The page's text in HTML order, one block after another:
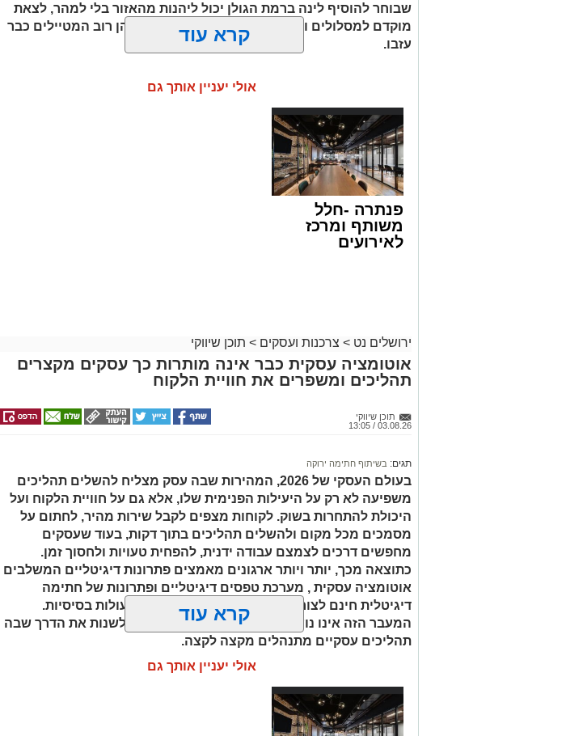
שבוחר להוסיף לינה ברמת הגולן יכול ליהנות מהאזור בלי למהר, לצאת
מוקדם למסלולים ולחוות את הטבע גם בשעות שבהן רוב המטיילים כבר
עזבו.
עין ידידיה – פינה שקטה למי שמחפש להתרחק
מההמונים
עין ידידיה הוא אחד המעיינות שמצליחים לשמור על תחושת טבע אמיתית. לא
מדובר באתר גדול או עמוס במתקנים, אלא במקום שמזמין לעצור, לנשום ולהתחבר
לנוף. המעיין מתאים במיוחד למי שמעדיף מקומות פחות מוכרים, שבהם אפשר
ליהנות מהשקט, לקרוא ספר או פשוט לטבול במים הקרירים. משפחות שמגיעות עם
ילדים קטנים יכולות לשלב את הביקור כחלק מיום טיול רחב יותר, ואילו זוגות רבים
בוחרים לפתוח כאן את היום לפני שממשיכים לאתרים נוספים באזור. זהו מקום
קשת יהונתן
בריכות כנף – שילוב בין הליכה קצרה לטבילה
מרעננת
אך מסתיים בחוויה מיוחדת. הדרך אל הבריכות עוברת בנוף פתוח המאפיין את דרום
הגולן, ובסיומה מחכות בריכות טבעיות המתמלאות במים. בימים חמים מדובר
באחת מנקודות העצירה המבוקשות באזור. מומלץ להגיע עם נעלי הליכה מתאימות,
קרא עוד
אולי יעניין אותך גם
פנתרה -חלל
משותף ומרכז
לאירועים
ירושלים נט > צרכנות ועסקים > תוכן שיווקי
אוטומציה עסקית כבר אינה מותרות כך עסקים מקצרים
תהליכים ומשפרים את חוויית הלקוח
תוכן שיווקי
03.08.26 / 13:05
תגים: בשיתוף חתימה ירוקה
בעולם העסקי של 2026, המהירות שבה עסק מצליח להשלים תהליכים
משפיעה לא רק על היעילות הפנימית שלו, אלא גם על חוויית הלקוח ועל
היכולת להתחרות בשוק. לקוחות מצפים לקבל שירות מהיר, לחתום על
מסמכים מכל מקום ולהשלים תהליכים בתוך דקות, בעוד שעסקים
מחפשים דרכים לצמצם עבודה ידנית, להפחית טעויות ולחסוך זמן.
כתוצאה מכך, יותר ויותר ארגונים מאמצים פתרונות דיגיטליים המשלבים
אוטומציה עסקית , מערכת טפסים דיגיטליים ופתרונות של חתימה
דיגיטלית חינם לצורך התנסות ראשונית או ביצוע פעולות בסיסיות.
המעבר הזה אינו נועד רק להחליף נייר במסך, אלא לשנות את הדרך שבה
תהליכים עסקיים מתנהלים מקצה לקצה.
קרא עוד
אולי יעניין אותך גם